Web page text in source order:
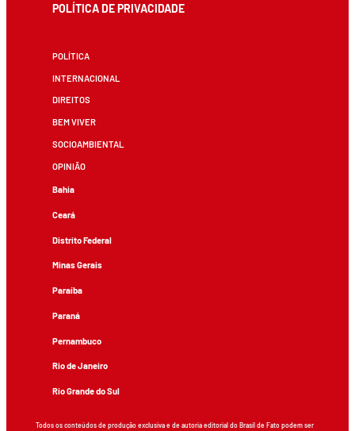
POLÍTICA DE PRIVACIDADE
POLÍTICA
INTERNACIONAL
DIREITOS
BEM VIVER
SOCIOAMBIENTAL
OPINIÃO
Bahia
Ceará
Distrito Federal
Minas Gerais
Paraíba
Paraná
Pernambuco
Rio de Janeiro
Rio Grande do Sul
Todos os conteúdos de produção exclusiva e de autoria editorial do Brasil de Fato podem ser